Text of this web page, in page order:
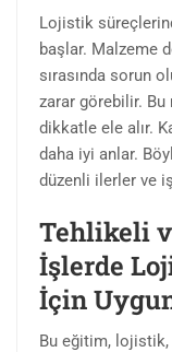
Lojistik
başlar. Malzeme
sırasında sorun
zarar görebilir. Bu
dikkatle ele alır.
daha iyi anlar.
düzenli ilerler ve
Tehlikeli
İşlerde
İçin
Bu eğitim, lojistik,